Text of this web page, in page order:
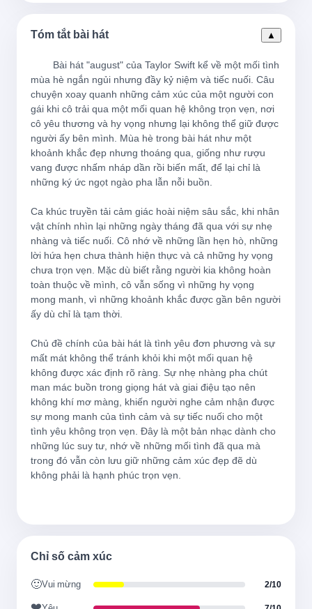
Nhưng tôi có thể thấy chúng ta
Lost in the memory
Lạc trong ký ức
August slipped away into a moment in time
Tháng Tám trôi qua trong khoảnh khắc thời
gian
'Cause it was never mine
Bởi vì nó chưa bao giờ thuộc về tôi
And I can see us twisted in bedsheets
ga trải giường
August sipped away
Tháng Tám trôi qua nhẹ nhàng
Like a bottle of wine
Như một chai rượu vang
Bởi vì bạn chưa bao giờ thuộc về tôi
Tóm tắt bài hát ▲
mùa hè ngắn ngủi nhưng đầy kỷ niệm và tiếc nuối. Câu
chuyện xoay quanh những cảm xúc của một người con
gái khi cô trải qua một mối quan hệ không trọn vẹn, nơi
cô yêu thương và hy vọng nhưng lại không thể giữ được
người ấy bên mình. Mùa hè trong bài hát như một
khoảnh khắc đẹp nhưng thoáng qua, giống như rượu
vang được nhấm nháp dần rồi biến mất, để lại chỉ là
những ký ức ngọt ngào pha lẫn nỗi buồn.
Ca khúc truyền tải cảm giác hoài niệm sâu sắc, khi nhân
vật chính nhìn lại những ngày tháng đã qua với sự nhẹ
nhàng và tiếc nuối. Cô nhớ về những lần hẹn hò, những
lời hứa hẹn chưa thành hiện thực và cả những hy vọng
chưa trọn vẹn. Mặc dù biết rằng người kia không hoàn
toàn thuộc về mình, cô vẫn sống vì những hy vọng
mong manh, vì những khoảnh khắc được gần bên người
ấy dù chỉ là tạm thời.
Chủ đề chính của bài hát là tình yêu đơn phương và sự
mất mát không thể tránh khỏi khi một mối quan hệ
không được xác định rõ ràng. Sự nhẹ nhàng pha chút
man mác buồn trong giọng hát và giai điệu tạo nên
không khí mơ màng, khiến người nghe cảm nhận được
sự mong manh của tình cảm và sự tiếc nuối cho một
tình yêu không trọn vẹn. Đây là một bản nhạc dành cho
những lúc suy tư, nhớ về những mối tình đã qua mà
trong đó vẫn còn lưu giữ những cảm xúc đẹp đẽ dù
không phải là hạnh phúc trọn vẹn.
Chỉ số cảm xúc
🙂Vui mừng 2/10